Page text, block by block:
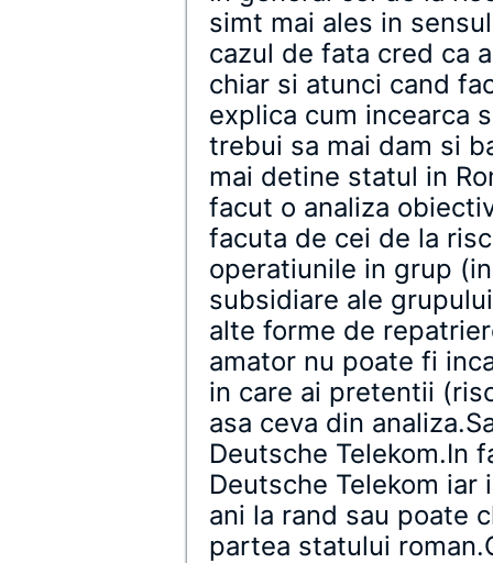
simt mai ales in
cazul de fata cred ca
chiar si atunci cand
explica cum incearca
trebui sa mai dam si
mai detine statul in
facut o analiza
facuta de cei de la
operatiunile in grup
subsidiare ale
alte forme de
amator nu poate fi
in care ai pretentii
asa ceva din
Deutsche Telekom.In
Deutsche Telekom
ani la rand sau poate
partea statului